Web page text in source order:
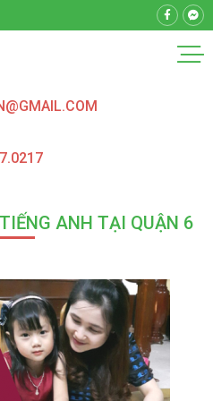
ANH TẠI QUẬN 6